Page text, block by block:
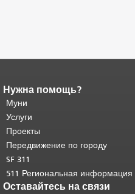
Конец содержимого
страницы.
страницы повторяется на каждой
странице.
основного содержимого .
Нужна помощь?
Муни
Услуги
Проекты
Передвижение по городу
SF 311
511 Региональная информация
Оставайтесь на связи